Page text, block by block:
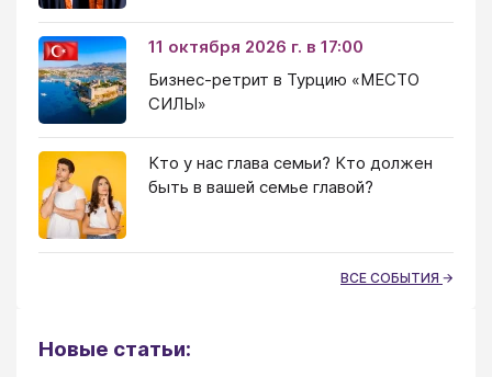
11 октября 2026 г. в 17:00
Бизнес-ретрит в Турцию «МЕСТО
СИЛЫ»
Кто у нас глава семьи? Кто должен
быть в вашей семье главой?
ВСЕ СОБЫТИЯ
Новые статьи: